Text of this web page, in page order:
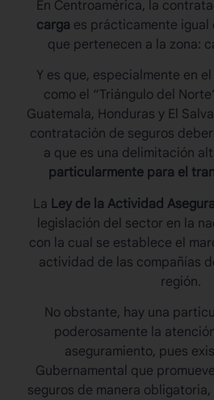
En Centroamérica, la
carga es prácticamente igual
que pertenecen a la zona:
Y es que, especialmente en
como el “Triángulo del
Guatemala, Honduras y El
contratación de seguros
a que es una delimitación
particularmente para el
La Ley de la Actividad
legislación del sector en la
con la cual se establece el
actividad de las compañías
región.
No obstante, hay una
poderosamente la
aseguramiento, pues
Gubernamental que
seguros de manera obligatoria,